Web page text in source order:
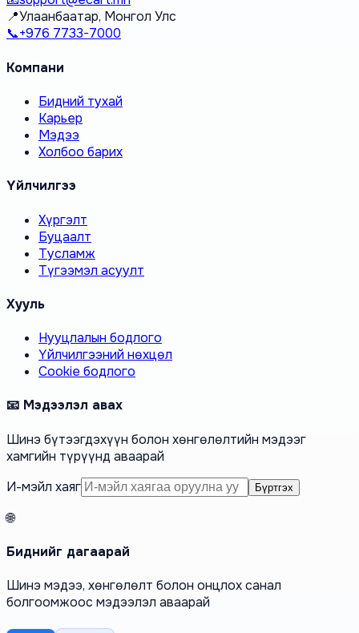
📍Улаанбаатар, Монгол Улс
📞+976 7733-7000
Компани
Бидний тухай
Карьер
Мэдээ
Холбоо барих
Үйлчилгээ
Хүргэлт
Буцаалт
Тусламж
Түгээмэл асуулт
Хууль
Нууцлалын бодлого
Үйлчилгээний нөхцөл
Cookie бодлого
📧 Мэдээлэл авах
Шинэ бүтээгдэхүүн болон хөнгөлөлтийн мэдээг
хамгийн түрүүнд аваарай
И-мэйл хаяг
Бүртгэх
🌐
Биднийг дагаарай
Шинэ мэдээ, хөнгөлөлт болон онцлох санал
болгоомжоос мэдээлэл аваарай